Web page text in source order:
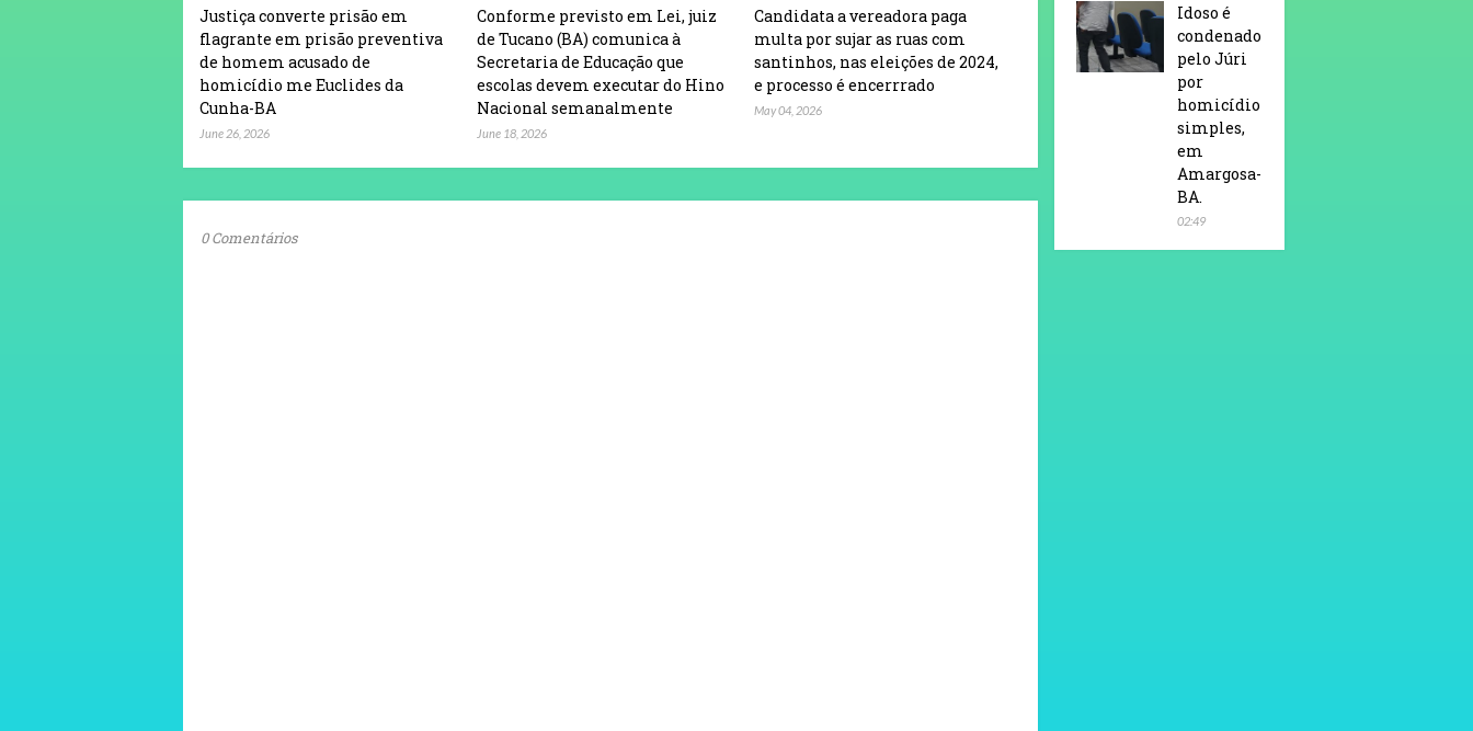
Justiça converte prisão em
flagrante em prisão preventiva
de homem acusado de
homicídio me Euclides da
Cunha-BA
June 26, 2026
Conforme previsto em Lei, juiz
de Tucano (BA) comunica à
Secretaria de Educação que
escolas devem executar do Hino
Nacional semanalmente
June 18, 2026
Candidata a vereadora paga
multa por sujar as ruas com
santinhos, nas eleições de 2024,
e processo é encerrrado
May 04, 2026
0 Comentários
Idoso é
condenado
pelo Júri
por
homicídio
simples,
em
Amargosa-
BA.
02:49